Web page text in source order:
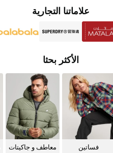
علاماتنا التجارية
الأكثر بحثا
فساتين
معاطف و جاكيتات